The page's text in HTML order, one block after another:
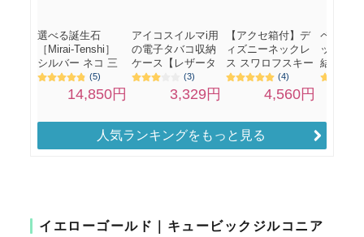
人気ランキングをもっと見る
イエローゴールド｜キュービックジルコニア